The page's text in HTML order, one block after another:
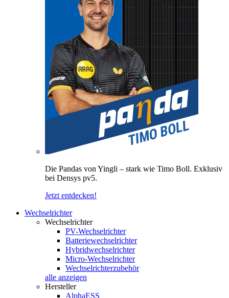
Die Pandas von Yingli – stark wie Timo Boll. Exklusiv
bei Densys pv5.
Jetzt entdecken!
Wechselrichter
Wechselrichter
PV-Wechselrichter
Batteriewechselrichter
Hybridwechselrichter
Micro-Wechselrichter
Wechselrichterzubehör
alle anzeigen
Hersteller
AlphaESS